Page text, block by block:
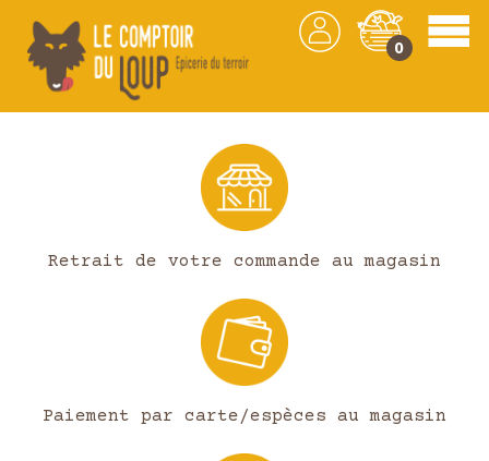
0
Les produits
Retrait de votre commande au magasin
Paiement par carte/espèces au magasin